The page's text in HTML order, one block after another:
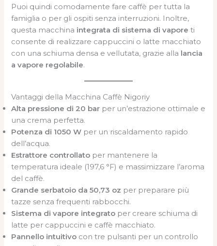
Puoi quindi comodamente fare caffè per tutta la
famiglia o per gli ospiti senza interruzioni. Inoltre,
questa macchina integrata di sistema di vapore ti
consente di realizzare cappuccini o latte macchiato
con una schiuma densa e vellutata, grazie alla lancia
a vapore regolabile.
Vantaggi della Macchina Caffè Nigoriy
Alta pressione di 20 bar per un’estrazione ottimale e
una crema perfetta.
Potenza di 1050 W per un riscaldamento rapido
dell’acqua.
Estrattore controllato per mantenere la
temperatura ideale (197,6 °F) e massimizzare l’aroma
del caffè.
Grande serbatoio da 50,73 oz per preparare più
tazze senza frequenti rabbocchi.
Sistema di vapore integrato per creare schiuma di
latte per cappuccini e caffè macchiato.
Pannello intuitivo con tre pulsanti per un controllo